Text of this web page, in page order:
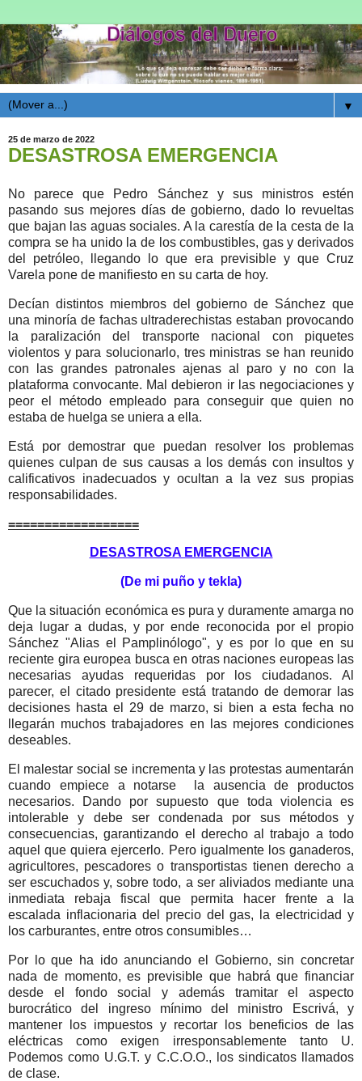
▼
25 de marzo de 2022
DESASTROSA EMERGENCIA
No parece que Pedro Sánchez y sus ministros estén
pasando sus mejores días de gobierno, dado lo revueltas
que bajan las aguas sociales. A la carestía de la cesta de la
compra se ha unido la de los combustibles, gas y derivados
del petróleo, llegando lo que era previsible y que Cruz
Varela pone de manifiesto en su carta de hoy.
Decían distintos miembros del gobierno de Sánchez que
una minoría de fachas ultraderechistas estaban provocando
la paralización del transporte nacional con piquetes
violentos y para solucionarlo, tres ministras se han reunido
con las grandes patronales ajenas al paro y no con la
plataforma convocante. Mal debieron ir las negociaciones y
peor el método empleado para conseguir que quien no
estaba de huelga se uniera a ella.
Está por demostrar que puedan resolver los problemas
quienes culpande sus causasa los demás con insultos y
calificativos inadecuados y ocultan a la vez sus propias
responsabilidades.
==================
DESASTROSA EMERGENCIA
(De mi puño y tekla)
Que la situación económica es pura y duramente amarga no
deja lugar a dudas, y por ende reconocida por el propio
Sánchez "Alias el Pamplinólogo", y es por lo que en su
reciente gira europea busca en otras naciones europeas las
necesarias ayudas requeridas por los ciudadanos. Al
parecer, el citado presidente está tratando de demorar las
decisiones hasta el 29 de marzo, si bien a esta fecha no
llegarán muchos trabajadores en las mejores condiciones
deseables.
El malestar social se incrementa y las protestas aumentarán
cuando empiece a notarse
la ausencia de productos
necesarios. Dando por supuesto que toda violencia es
intolerable y debe ser condenada por sus métodos y
consecuencias, garantizando el derecho al trabajo a todo
aquel que quiera ejercerlo. Pero igualmente los ganaderos,
agricultores, pescadores o transportistas tienen derecho a
ser escuchados y, sobre todo, a ser aliviados mediante una
inmediata rebaja fiscal que permita hacer frente a la
escalada inflacionaria del precio del gas, la electricidad y
los carburantes, entre otros consumibles…
Por lo que ha ido anunciando el Gobierno, sin concretar
nada de momento, es previsible que habrá que financiar
desde el fondo social y además tramitar el aspecto
burocrático del ingreso mínimo del ministro Escrivá, y
mantener los impuestos y recortar los beneficios de las
eléctricas como exigen irresponsablemente tanto U.
Podemos como U.G.T. y C.C.O.O., los sindicatos llamados
de clase.